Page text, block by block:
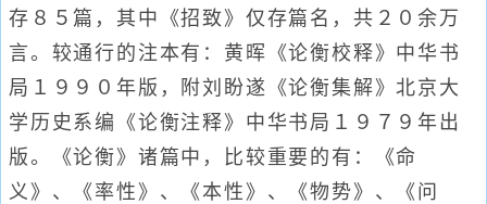
存８５篇，其中《招致》仅存篇名，共２０余万
言。较通行的注本有：黄晖《论衡校释》中华书
局１９９０年版，附刘盼遂《论衡集解》北京大
学历史系编《论衡注释》中华书局１９７９年出
版。《论衡》诸篇中，比较重要的有：《命
义》、《率性》、《本性》、《物势》、《问